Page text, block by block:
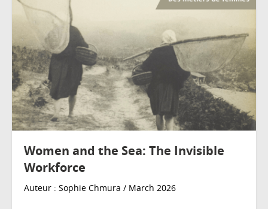
Women and the Sea: The Invisible
Workforce
Auteur : Sophie Chmura / March 2026